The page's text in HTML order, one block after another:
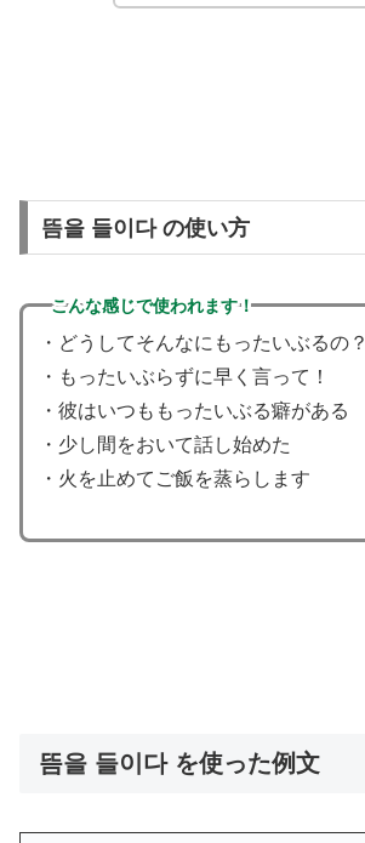
뜸을 들이다 の使い方
こんな感じで使われます！
・どうしてそんなにもったいぶるの？
・もったいぶらずに早く言って！
・彼はいつももったいぶる癖がある
・少し間をおいて話し始めた
・火を止めてご飯を蒸らします
뜸을 들이다 を使った例文